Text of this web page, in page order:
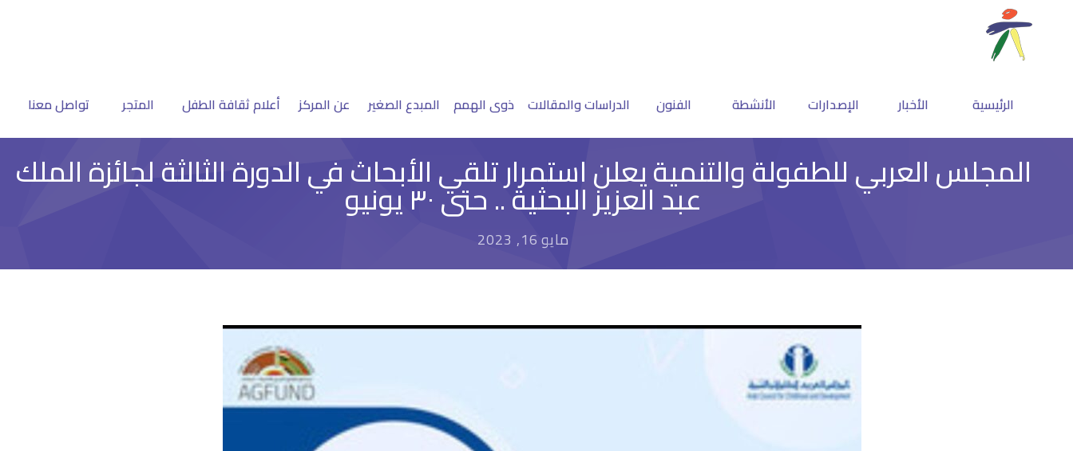
الرئيسية الأخبار الإصدارات الأنشطة الفنون الدراسات والمقالات ذوى الهمم المبدع الصغير عن المركز أعلام ثقافة الطفل المتجر تواصل معنا
المجلس العربي للطفولة والتنمية يعلن استمرار تلقي الأبحاث في الدورة الثالثة لجائزة الملك
عبد العزيز البحثية .. حتى ٣٠ يونيو
مايو 16, 2023